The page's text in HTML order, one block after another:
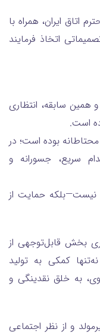
اتاق ایران، همراه با
اتخاذ فرمایند
همین سابقه، انتظاری
است.
محتاطانه بوده است؛ در
سریع، جسورانه و
حمایت از
بخش قابل‌توجهی از
کمکی به تولید
به خلق نقدینگی و
و از نظر اجتماعی